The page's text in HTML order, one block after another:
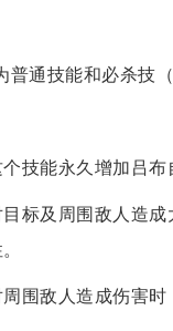
普通技能和必杀技
个技能永久增加吕
目标及周围敌人造
周围敌人造成伤害